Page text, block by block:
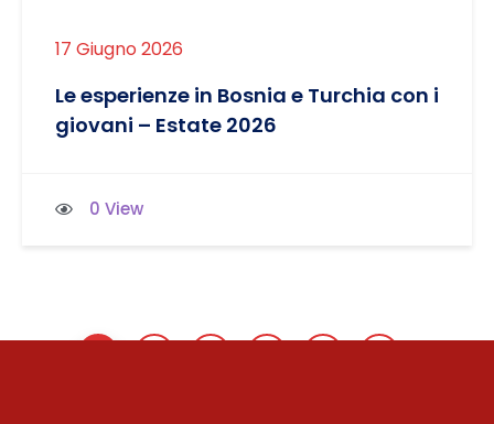
17 Giugno 2026
Le esperienze in Bosnia e Turchia con i
giovani – Estate 2026
0 View